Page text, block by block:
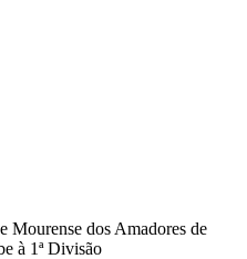
Mourense dos Amadores de
à 1ª Divisão